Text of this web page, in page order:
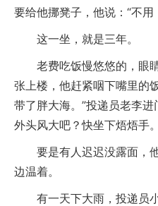
要给他挪凳子，他说：“不用
这一坐，就是三年。
老费吃饭慢悠悠的，眼
张上楼，他赶紧咽下嘴里的
带了胖大海。”投递员老李进
外头风大吧？快坐下焐焐手
要是有人迟迟没露面，
边温着。
有一天下大雨，投递员